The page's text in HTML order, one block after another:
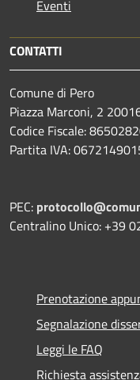
Eventi
CONTATTI
Comune di Pero
Piazza Marconi, 2
Codice Fiscale:
Partita IVA:
PEC:
Centralino Unico: +39
Prenotazione
Segnalazione
Leggi le FAQ
Richiesta